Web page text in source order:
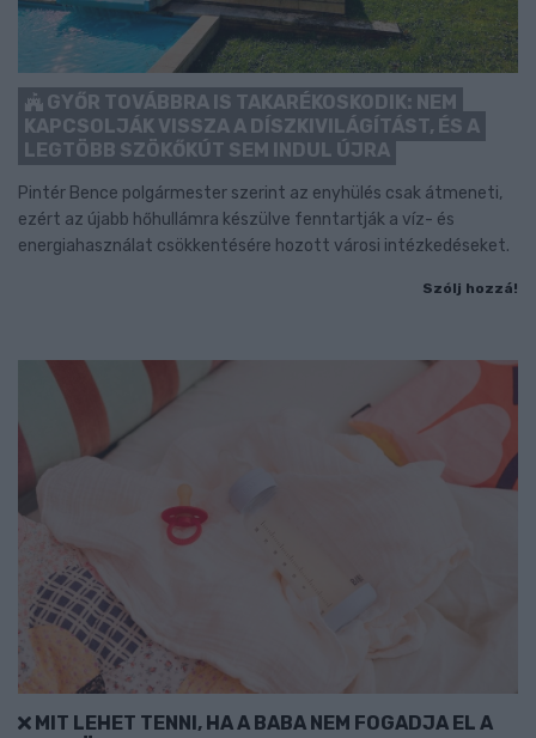
GYŐR TOVÁBBRA IS TAKARÉKOSKODIK: NEM
KAPCSOLJÁK VISSZA A DÍSZKIVILÁGÍTÁST, ÉS A
LEGTÖBB SZÖKŐKÚT SEM INDUL ÚJRA
Pintér Bence polgármester szerint az enyhülés csak átmeneti,
ezért az újabb hőhullámra készülve fenntartják a víz- és
energiahasználat csökkentésére hozott városi intézkedéseket.
Szólj hozzá!
MIT LEHET TENNI, HA A BABA NEM FOGADJA EL A